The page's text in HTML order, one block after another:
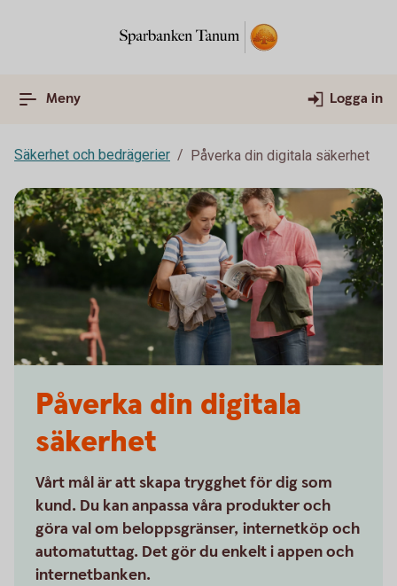
Meny Logga in
Säkerhet och bedrägerier Påverka din digitala säkerhet
Påverka din digitala
säkerhet
Vårt mål är att skapa trygghet för dig som
kund. Du kan anpassa våra produkter och
göra val om beloppsgränser, internetköp och
automatuttag. Det gör du enkelt i appen och
internetbanken.